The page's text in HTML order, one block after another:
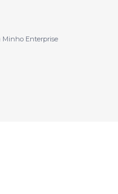
Minho Enterprise